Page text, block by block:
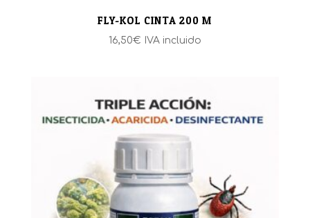
FLY-KOL CINTA 200 M
16,50€ IVA incluido